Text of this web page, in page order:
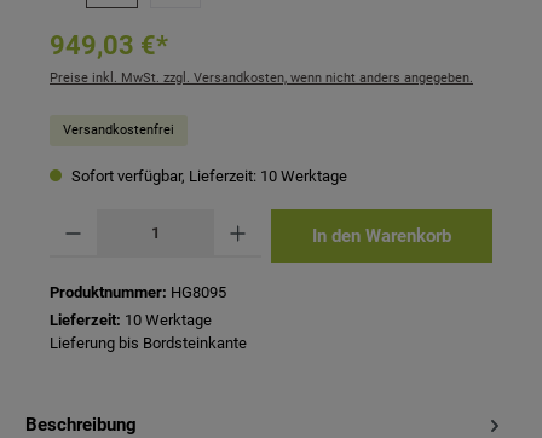
949,03 €*
Preise inkl. MwSt. zzgl. Versandkosten, wenn nicht anders angegeben.
Versandkostenfrei
Sofort verfügbar, Lieferzeit: 10 Werktage
In den Warenkorb
Produktnummer: HG8095
Lieferzeit: 10 Werktage
Lieferung bis Bordsteinkante
Beschreibung